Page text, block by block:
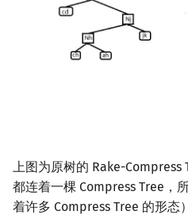
上图为原树的 Rake-
都连着一棵 Compress Tree，
着许多 Compress Tree 的形态